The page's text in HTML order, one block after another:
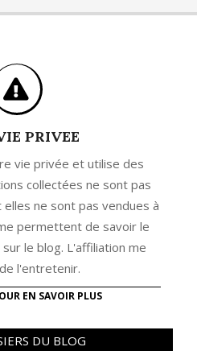
PRIVEE
vie privée et utilise des
collectées ne sont pas
ne sont pas vendues à
permettent de savoir le
le blog. L'affiliation me
l'entretenir.
EN SAVOIR PLUS
DU BLOG